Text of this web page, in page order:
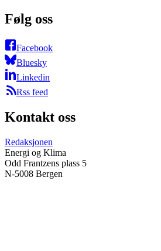
Følg oss
Facebook
Bluesky
Linkedin
Rss feed
Kontakt oss
Redaksjonen
Energi og Klima
Odd Frantzens plass 5
N-5008 Bergen